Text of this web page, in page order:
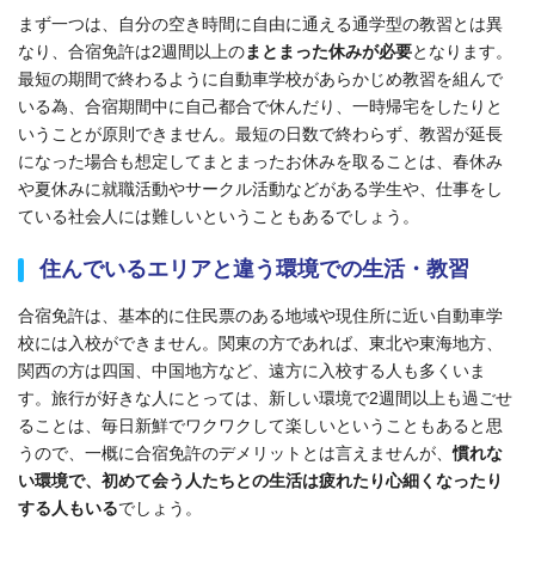
まず一つは、自分の空き時間に自由に通える通学型の教習とは異
なり、合宿免許は2週間以上のまとまった休みが必要となります。
最短の期間で終わるように自動車学校があらかじめ教習を組んで
いる為、合宿期間中に自己都合で休んだり、一時帰宅をしたりと
いうことが原則できません。最短の日数で終わらず、教習が延長
になった場合も想定してまとまったお休みを取ることは、春休み
や夏休みに就職活動やサークル活動などがある学生や、仕事をし
ている社会人には難しいということもあるでしょう。
住んでいるエリアと違う環境での生活・教習
合宿免許は、基本的に住民票のある地域や現住所に近い自動車学
校には入校ができません。関東の方であれば、東北や東海地方、
関西の方は四国、中国地方など、遠方に入校する人も多くいま
す。旅行が好きな人にとっては、新しい環境で2週間以上も過ごせ
ることは、毎日新鮮でワクワクして楽しいということもあると思
うので、一概に合宿免許のデメリットとは言えませんが、慣れな
い環境で、初めて会う人たちとの生活は疲れたり心細くなったり
する人もいるでしょう。